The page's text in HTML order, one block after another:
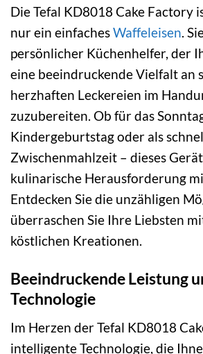
Die Tefal KD8018 Cake Factory
nur ein einfachesWaffeleisen.
persönlicher Küchenhelfer, der
eine beeindruckende Vielfalt an
herzhaften Leckereien im
zuzubereiten. Ob für das
Kindergeburtstag oder als
Zwischenmahlzeit – dieses
kulinarische Herausforderung
Entdecken Sie die unzähligen
überraschen Sie Ihre Liebsten
köstlichen Kreationen.
Beeindruckende Leistung
Technologie
Im Herzen der Tefal KD8018
intelligente Technologie, die